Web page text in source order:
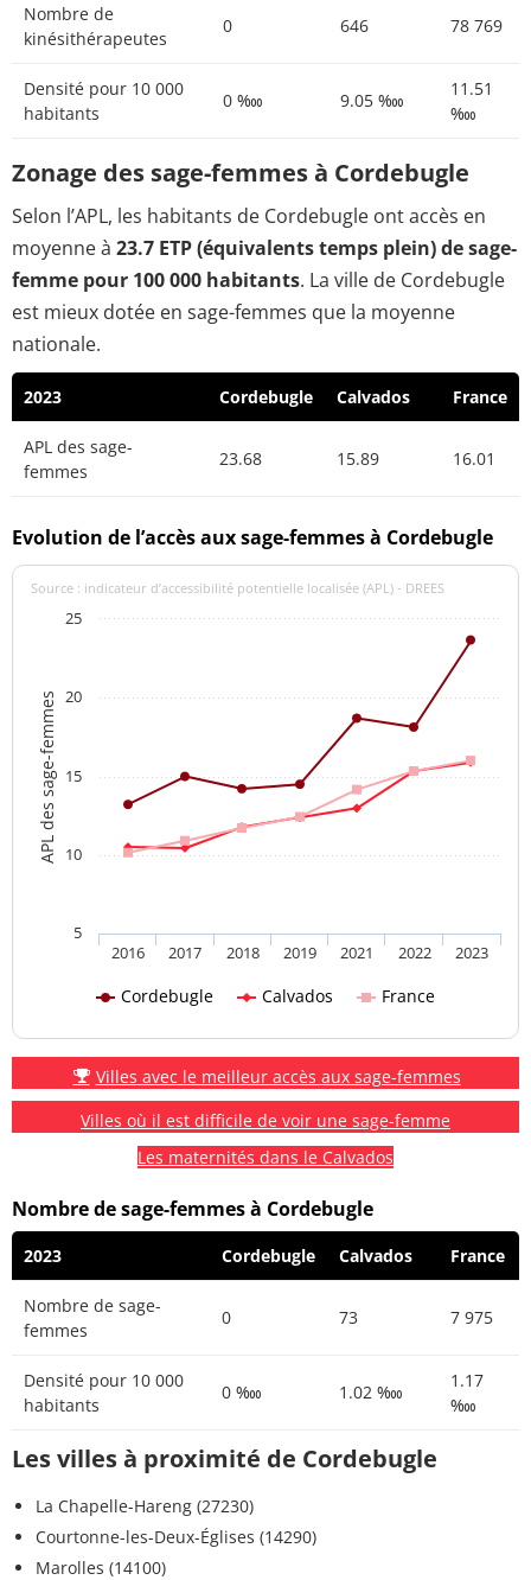
Nombre de
kinésithérapeutes
0 646 78 769
Densité pour 10 000
habitants
0 ‱ 9.05 ‱
11.51
‱
Zonage des sage-femmes à Cordebugle
Selon l’APL, les habitants de Cordebugle ont accès en
moyenne à 23.7 ETP (équivalents temps plein) de sage-
femme pour 100 000 habitants. La ville de Cordebugle
est mieux dotée en sage-femmes que la moyenne
nationale.
2023 Cordebugle Calvados France
APL des sage-
femmes
23.68 15.89 16.01
Evolution de l’accès aux sage-femmes à Cordebugle
APL des sage-femmes
Source : indicateur d’accessibilité potentielle localisée (APL) - DREES
Cordebugle Calvados France
2016 2017 2018 2019 2021 2022 2023
5
10
15
20
25
Villes avec le meilleur accès aux sage-femmes
Villes où il est difficile de voir une sage-femme
Les maternités dans le Calvados
Nombre de sage-femmes à Cordebugle
2023 Cordebugle Calvados France
Nombre de sage-
femmes
0 73 7 975
Densité pour 10 000
habitants
0 ‱ 1.02 ‱
1.17
‱
Les villes à proximité de Cordebugle
La Chapelle-Hareng (27230)
Courtonne-les-Deux-Églises (14290)
Marolles (14100)